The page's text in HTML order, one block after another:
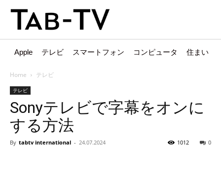
Apple テレビ スマートフォン コンピュータ 住まい
Home テレビ
テレビ
Sonyテレビで字幕をオンに
する方法
By tabtv international - 24.07.2024 0
1012